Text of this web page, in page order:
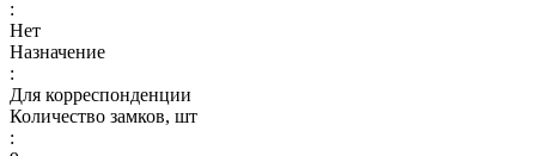
:
Нет
Назначение
:
Для корреспонденции
Количество замков, шт
: